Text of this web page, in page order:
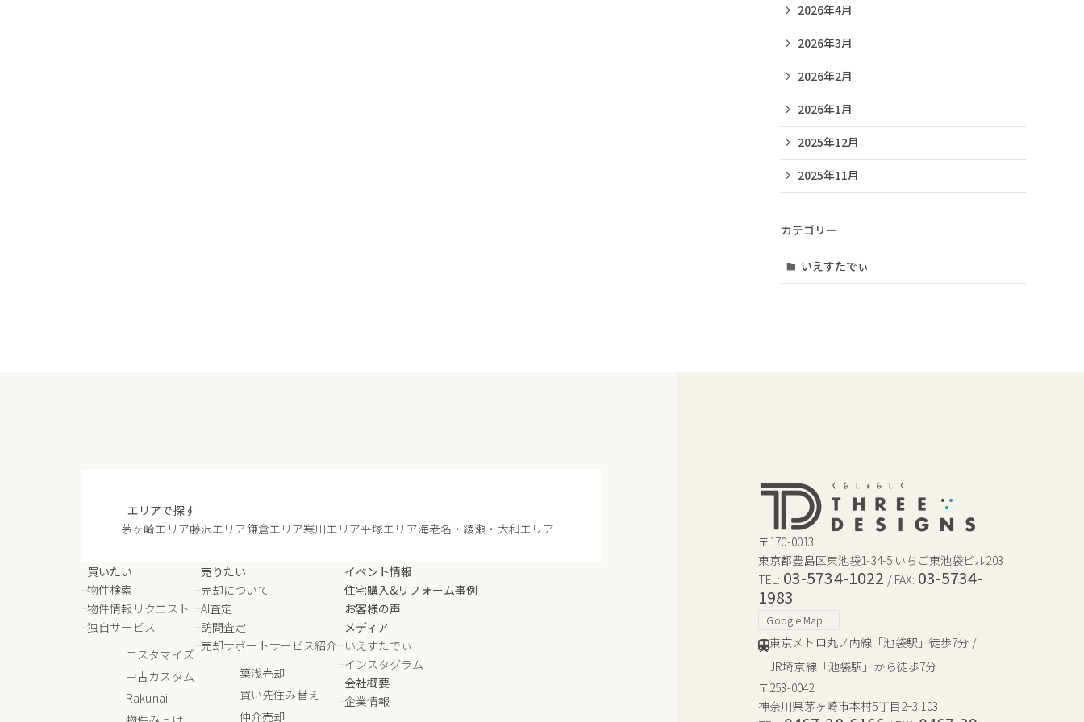
2026年4月
2026年3月
2026年2月
2026年1月
2025年12月
2025年11月
カテゴリー
いえすたでぃ
エリアで探す
茅ヶ崎エリア藤沢エリア鎌倉エリア寒川エリア平塚エリア海老名・綾瀬・大和エリア
買いたい
物件検索
物件情報リクエスト
独自サービス
コスタマイズ
中古カスタム
Rakunai
売りたい
売却について
AI査定
訪問査定
売却サポートサービス紹介
築浅売却
買い先住み替え
仲介売却
イベント情報
住宅購入&リフォーム事例
お客様の声
メディア
いえすたでぃ
インスタグラム
会社概要
企業情報
〒170-0013
東京都豊島区東池袋1-34-5 いちご東池袋ビル203
TEL: 03-5734-1022 / FAX: 03-5734-
1983
Google Map
東京メトロ丸ノ内線「池袋駅」徒歩7分 /
JR埼京線「池袋駅」から徒歩7分
〒253-0042
神奈川県茅ヶ崎市本村5丁目2−3 103